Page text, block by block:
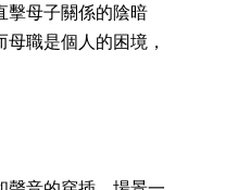
擊母子關係的陰暗
職是個人的困境，